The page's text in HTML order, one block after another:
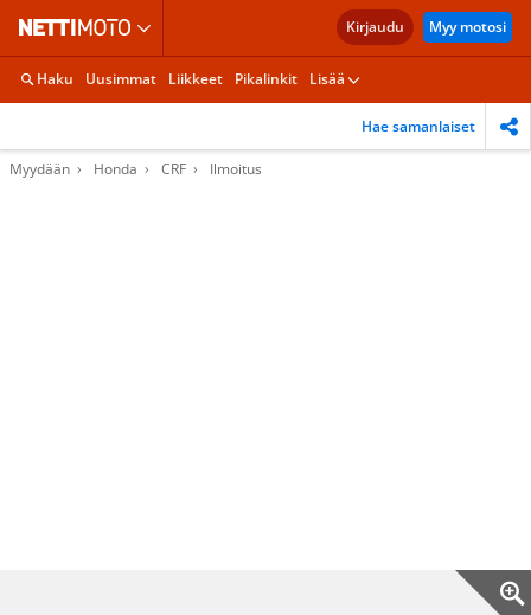
Kirjaudu Myy motosi
Haku Uusimmat Liikkeet Pikalinkit Lisää
Hae samanlaiset
Myydään Honda CRF Ilmoitus